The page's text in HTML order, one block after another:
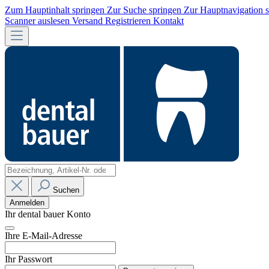
Zum Hauptinhalt springen Zur Suche springen Zur Hauptnavigation
Scanner auslesen Versand Registrieren Kontakt
Suchen
Anmelden
Ihr dental bauer Konto
Ihre E-Mail-Adresse
Ihr Passwort